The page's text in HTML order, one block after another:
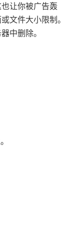
让你被广告轰
文件大小限制。
中删除。